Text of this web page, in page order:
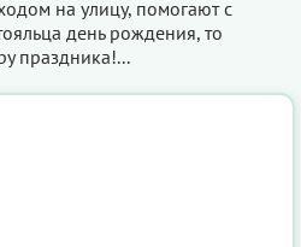
на улицу, помогают с
день рождения, то
праздника!...